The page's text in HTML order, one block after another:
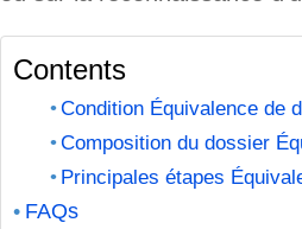
Contents
Condition Équivalence de
Composition du dossier
Principales étapes
FAQs